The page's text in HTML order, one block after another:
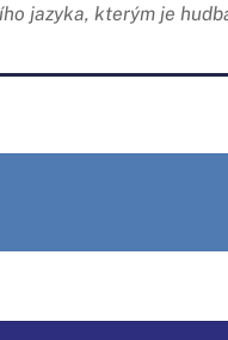
jazyka, kterým je